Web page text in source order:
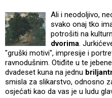
Ali i neodoljivo,
svako onaj tko
potrošiti na
dvorima.
"gruški motivi", impresije i
ravnodušnim. Otiđite u te
dvadeset kuna na jednu
smisla za slikarstvo, odnosno
osjećati kao da vas je u ludu